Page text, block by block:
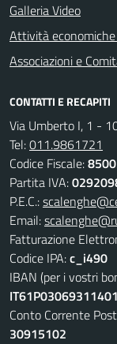
Galleria Video
Attività
Associazioni e
CONTATTI E RECAPITI
Via Umberto I, 1 -
Tel:011.9861721
Codice Fiscale:
Partita IVA:
P.E.C.:
Email:
Fatturazione
Codice IPA:c_i490
IBAN (per i vostri
Conto Corrente
30915102